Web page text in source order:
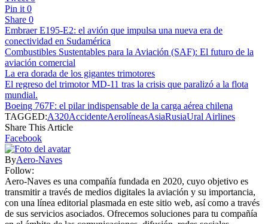
Pin it 0
Share 0
Embraer E195-E2: el avión que impulsa una nueva era de
conectividad en Sudamérica
Combustibles Sustentables para la Aviación (SAF): El futuro de la
aviación comercial
La era dorada de los gigantes trimotores
El regreso del trimotor MD-11 tras la crisis que paralizó a la flota
mundial.
Boeing 767F: el pilar indispensable de la carga aérea chilena
TAGGED:A320AccidenteAerolíneasAsiaRusiaUral Airlines
Share This Article
Facebook
ByAero-Naves
Follow:
Aero-Naves es una compañía fundada en 2020, cuyo objetivo es
transmitir a través de medios digitales la aviación y su importancia,
con una línea editorial plasmada en este sitio web, así como a través
de sus servicios asociados. Ofrecemos soluciones para tu compañía